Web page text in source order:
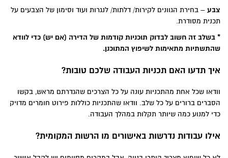
צבע – בחירת הגוונים לקירות/ דלתות/ לנגרות ועוד וסימון של הצבעים על
תכנית מסודרת.
* בשלב זה חשוב לבדוק תוכניות קודמות של הדירה (אם יש) כדי לוודא
שהתשתיות מתאימות לשיפוץ המתוכנן.
איך תדעו האם תכניות העבודה שלכם טובות?
וודאו שכל אחת מהתכניות עונה על כל הצרכים שהגדרתם מראש, בקשו
הסברים ברורים על כל שלב. וודאו שהתכניות כוללות פירוט חומרים מדויק
כדי למנוע כמה שיותר תקלות במהלך העבודה.
אילו עבודות נדרשות באישורים מו הרשות המקומית?